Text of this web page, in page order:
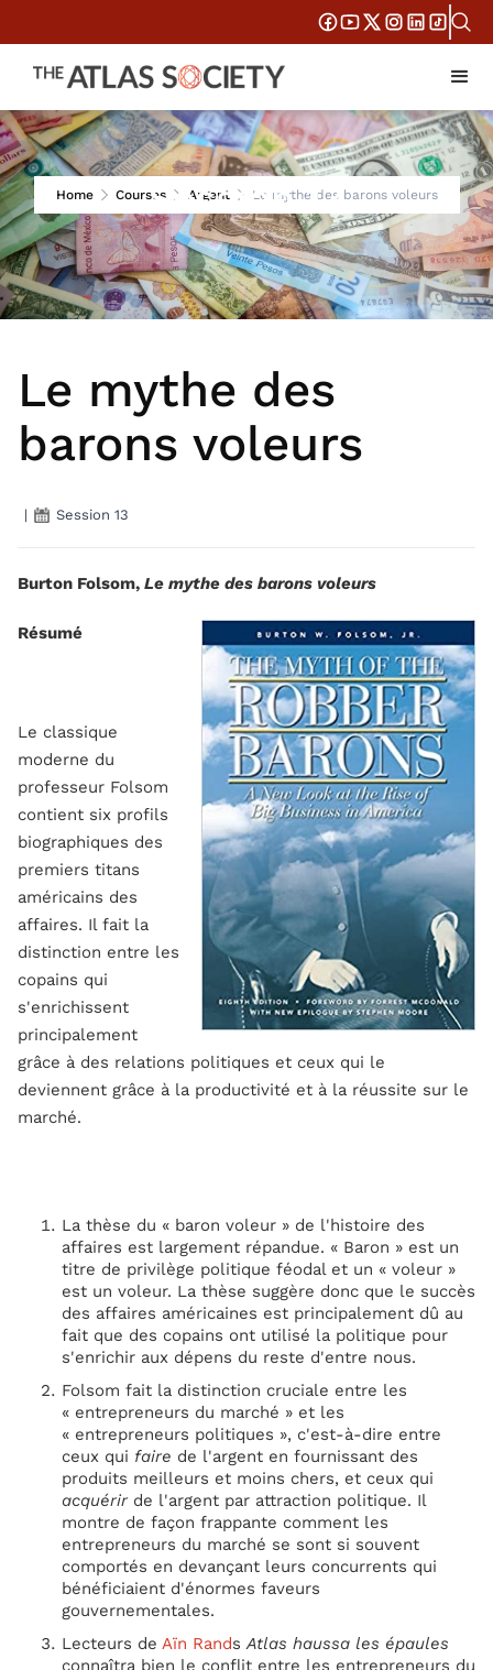
Home Courses Argent Le mythe des barons voleurs
Session 13
Le mythe des
barons voleurs
| Session 13
Burton Folsom, Le mythe des barons voleurs
Résumé
Le classique
moderne du
professeur Folsom
contient six profils
biographiques des
premiers titans
américains des
affaires. Il fait la
distinction entre les
copains qui
s'enrichissent
principalement
grâce à des relations politiques et ceux qui le
deviennent grâce à la productivité et à la réussite sur le
marché.
La thèse du « baron voleur » de l'histoire des
affaires est largement répandue. « Baron » est un
titre de privilège politique féodal et un « voleur »
est un voleur. La thèse suggère donc que le succès
des affaires américaines est principalement dû au
fait que des copains ont utilisé la politique pour
s'enrichir aux dépens du reste d'entre nous.
Folsom fait la distinction cruciale entre les
« entrepreneurs du marché » et les
« entrepreneurs politiques », c'est-à-dire entre
ceux qui faire de l'argent en fournissant des
produits meilleurs et moins chers, et ceux qui
acquérir de l'argent par attraction politique. Il
montre de façon frappante comment les
entrepreneurs du marché se sont si souvent
comportés en devançant leurs concurrents qui
bénéficiaient d'énormes faveurs
gouvernementales.
Lecteurs de Aïn RandsAtlas haussa les épaules
connaîtra bien le conflit entre les entrepreneurs du